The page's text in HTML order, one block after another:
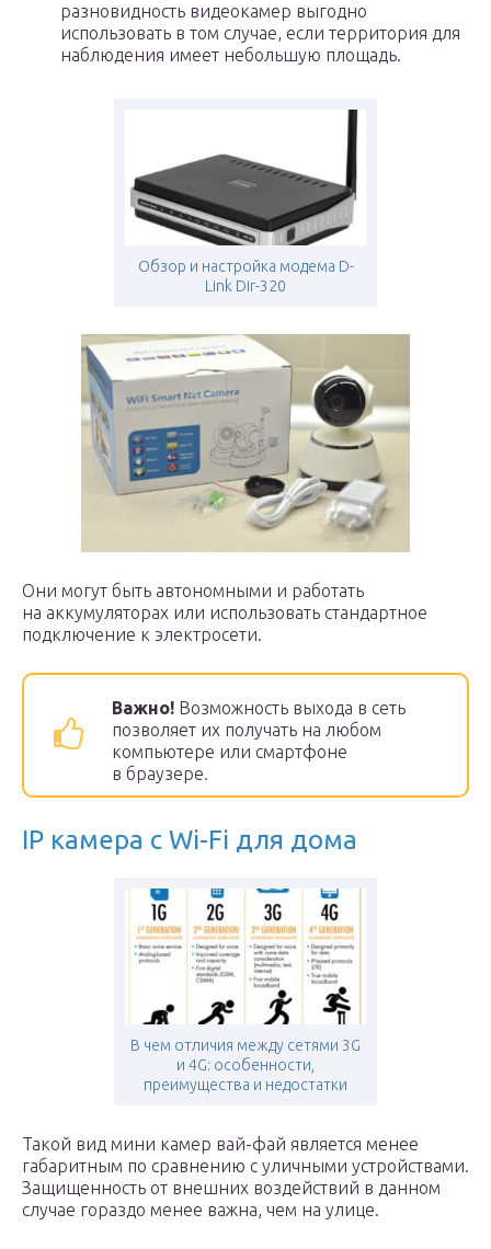
разновидность видеокамер выгодно
использовать в том случае, если территория для
наблюдения имеет небольшую площадь.
Обзор и настройка модема D-
Link Dir-320
Они могут быть автономными и работать
на аккумуляторах или использовать стандартное
подключение к электросети.
Важно! Возможность выхода в сеть
позволяет их получать на любом
компьютере или смартфоне
в браузере.
IP камера с Wi-Fi для дома
В чем отличия между сетями 3G
и 4G: особенности,
преимущества и недостатки
Такой вид мини камер вай-фай является менее
габаритным по сравнению с уличными устройствами.
Защищенность от внешних воздействий в данном
случае гораздо менее важна, чем на улице.